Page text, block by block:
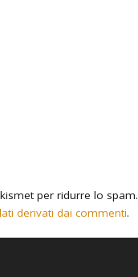
per ridurre lo spam.
derivati dai commenti.